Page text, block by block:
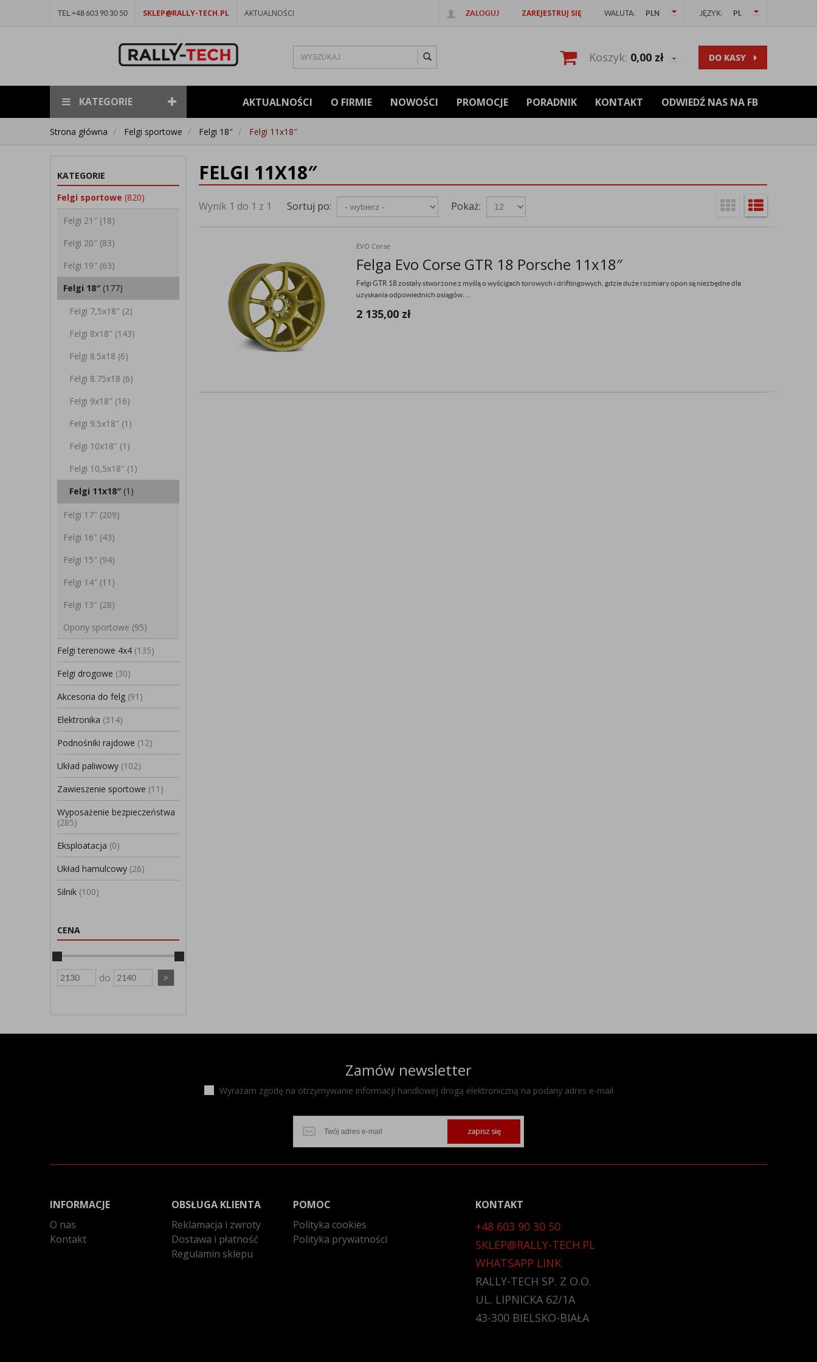
TEL.+48 603 90 30 50 SKLEP@RALLY-TECH.PL AKTUALNOŚCI ZALOGUJ ZAREJESTRUJ SIĘ WALUTA: PLN JĘZYK: PL
Koszyk: 0,00 zł DO KASY
KATEGORIE AKTUALNOŚCI O FIRMIE NOWOŚCI PROMOCJE PORADNIK KONTAKT ODWIEDŹ NAS NA FB
Strona główna Felgi sportowe Felgi 18″ Felgi 11x18″
KATEGORIE
Felgi sportowe (820)
Felgi 21″ (18)
Felgi 20″ (83)
Felgi 19″ (63)
Felgi 18″ (177)
Felgi 7,5x18″ (2)
Felgi 8x18″ (143)
Felgi 8.5x18 (6)
Felgi 8.75x18 (6)
Felgi 9x18″ (16)
Felgi 9.5x18″ (1)
Felgi 10x18″ (1)
Felgi 10,5x18″ (1)
Felgi 11x18″ (1)
Felgi 17″ (209)
Felgi 16″ (43)
Felgi 15″ (94)
Felgi 14″ (11)
Felgi 13″ (28)
Opony sportowe (95)
Felgi terenowe 4x4 (135)
Felgi drogowe (30)
Akcesoria do felg (91)
Elektronika (314)
Podnośniki rajdowe (12)
Układ paliwowy (102)
Zawieszenie sportowe (11)
Wyposażenie bezpieczeństwa
(285)
Eksploatacja (0)
Układ hamulcowy (26)
Silnik (100)
CENA
do
FELGI 11X18″
Wynik 1 do 1 z 1 Sortuj po: Pokaż:
EVO Corse
Felga Evo Corse GTR 18 Porsche 11x18″
Felgi GTR 18 zostały stworzone z myślą o wyścigach torowych i driftingowych, gdzie duże rozmiary opon są niezbędne dla
uzyskania odpowiednich osiągów. ...
2 135,00 zł
Zamów newsletter
Wyrażam zgodę na otrzymywanie informacji handlowej drogą elektroniczną na podany adres e-mail
zapisz się
INFORMACJE
O nas
Kontakt
OBSŁUGA KLIENTA
Reklamacja i zwroty
Dostawa i płatność
Regulamin sklepu
POMOC
Polityka cookies
Polityka prywatności
KONTAKT
+48 603 90 30 50
SKLEP@RALLY-TECH.PL
WHATSAPP LINK
RALLY-TECH SP. Z O.O.
UL. LIPNICKA 62/1A
43-300 BIELSKO-BIAŁA